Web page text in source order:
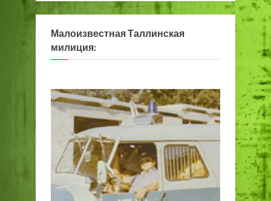
Малоизвестная Таллинская
милиция: